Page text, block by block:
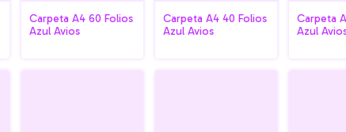
Carpeta A4 60 Folios
Azul Avios
Carpeta A4 40 Folios
Azul Avios
Carpeta
Azul